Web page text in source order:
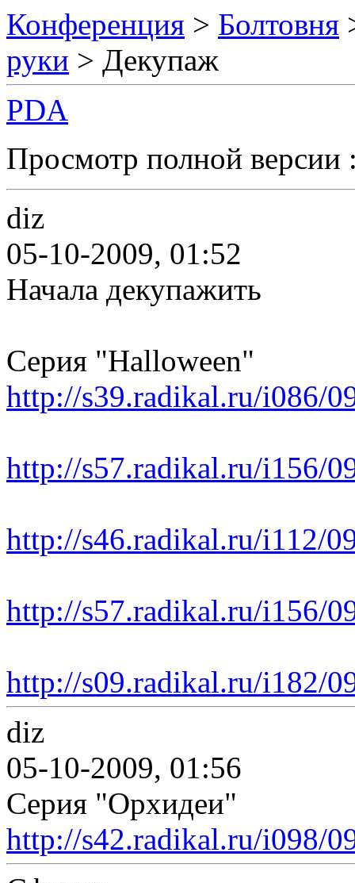
Конференция > Болтовня
руки > Декупаж
PDA
Просмотр полной
diz
05-10-2009, 01:52
Начала декупажить
Серия "Halloween"
http://s39.radikal.ru/i086/
http://s57.radikal.ru/i156/
http://s46.radikal.ru/i112/
http://s57.radikal.ru/i156/
http://s09.radikal.ru/i182/
diz
05-10-2009, 01:56
Серия "Орхидеи"
http://s42.radikal.ru/i098/